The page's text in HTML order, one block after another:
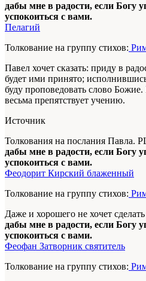
дабы мне в радости, если Богу
успокоиться с вами.
Пелагий
Толкование на группу стихов:
Павел хочет сказать: приду в
будет ими принято;
буду проповедовать слово
весьма препятствует учению.
Источник
Толкования на послания Павла.
дабы мне в радости, если Богу
успокоиться с вами.
Феодорит Кирский блаженный
Толкование на группу стихов:
Даже и хорошего не хочет
дабы мне в радости, если Богу
успокоиться с вами.
Феофан Затворник святитель
Толкование на группу стихов: